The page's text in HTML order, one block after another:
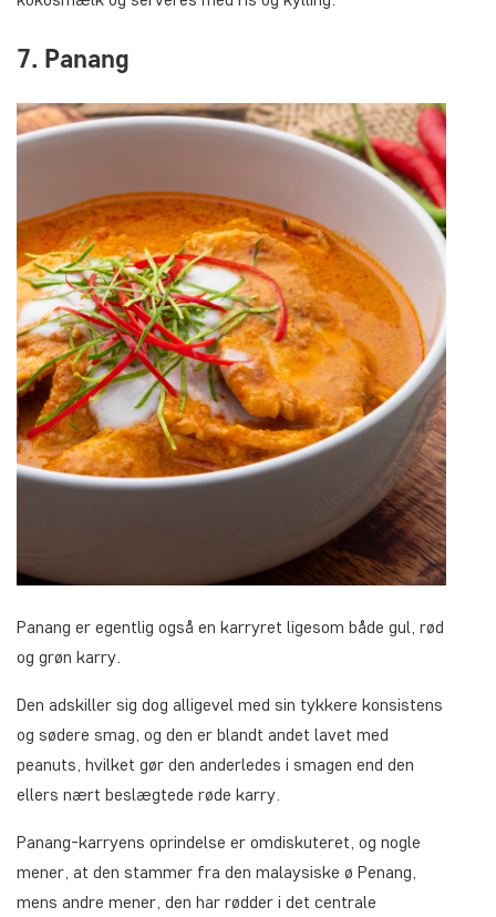
7. Panang
Panang er egentlig også en karryret ligesom både gul, rød
og grøn karry.
Den adskiller sig dog alligevel med sin tykkere konsistens
og sødere smag, og den er blandt andet lavet med
peanuts, hvilket gør den anderledes i smagen end den
ellers nært beslægtede røde karry.
Panang-karryens oprindelse er omdiskuteret, og nogle
mener, at den stammer fra den malaysiske ø Penang,
mens andre mener, den har rødder i det centrale